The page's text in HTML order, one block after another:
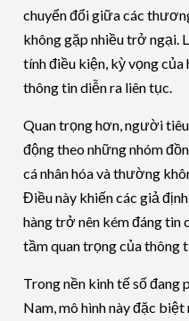
chuyển đổi giữa các
không gặp nhiều trở ngại.
tính điều kiện, kỳ vọng của
thông tin diễn ra liên tục.
Quan trọng hơn, người
động theo những nhóm
cá nhân hóa và thường
Điều này khiến các giả
hàng trở nên kém đáng tin
tầm quan trọng của thông
Trong nền kinh tế số đang
Nam, mô hình này đặc